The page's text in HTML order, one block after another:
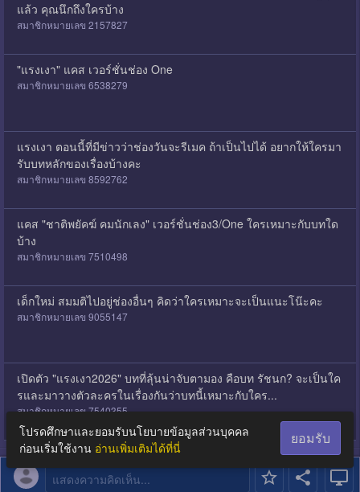
แสดงความคิดเห็น...
แล้ว คุณนึกถึงใครบ้าง
สมาชิกหมายเลข 2157827
"แรงเงา" แคส เวอร์ชั่นช่อง One
สมาชิกหมายเลข 6538279
แรงเงา ตอนนี้ที่มีข่าวว่าช่องวันจะรีเมค ถ้าเป็นไปได้ อยากให้ใครมา
รับบทหลักของเรื่องบ้างคะ
สมาชิกหมายเลข 8592762
แคส "ชาติพยัคฆ์ คมนักเลง" เวอร์ชั่นช่อง3/One ใครเหมาะกับบทใด
บ้าง
สมาชิกหมายเลข 7510498
เด็กใหม่ สมมติไปอยู่ช่องอื่นๆ คิดว่าใครเหมาะจะเป็นแนะโน๊ะคะ
สมาชิกหมายเลข 9055147
เปิดตัว "แรงเงา2026" บทที่ลุ้นน่าจับตามอง คือบท รัชนก? จะเป็นใค
รและมาวางตัวละครในเรื่องกันว่าบทนี้เหมาะกับใคร...
สมาชิกหมายเลข 7540355
โปรดศึกษาและยอมรับนโยบายข้อมูลส่วนบุคคล
ก่อนเริ่มใช้งาน อ่านเพิ่มเติมได้ที่นี่
ยอมรับ